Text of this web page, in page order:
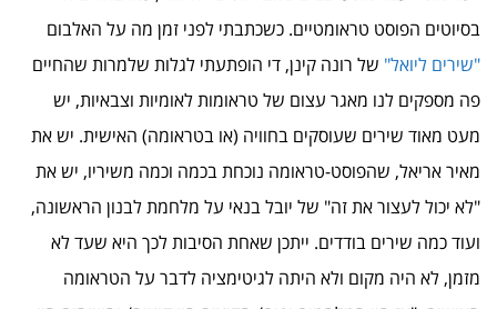
בסיוטים הפוסט טראומטיים. כשכתבתי לפני זמן מה על האלבום
"שירים ליואל" של רונה קינן, די הופתעתי לגלות שלמרות שהחיים
פה מספקים לנו מאגר עצום של טראומות לאומיות וצבאיות, יש
מעט מאוד שירים שעוסקים בחוויה (או בטראומה) האישית. יש את
מאיר אריאל, שהפוסט-טראומה נוכחת בכמה וכמה משיריו, יש את
"לא יכול לעצור את זה" של יובל בנאי על מלחמת לבנון הראשונה,
ועוד כמה שירים בודדים. ייתכן שאחת הסיבות לכך היא שעד לא
מזמן, לא היה מקום ולא היתה לגיטימציה לדבר על הטראומה